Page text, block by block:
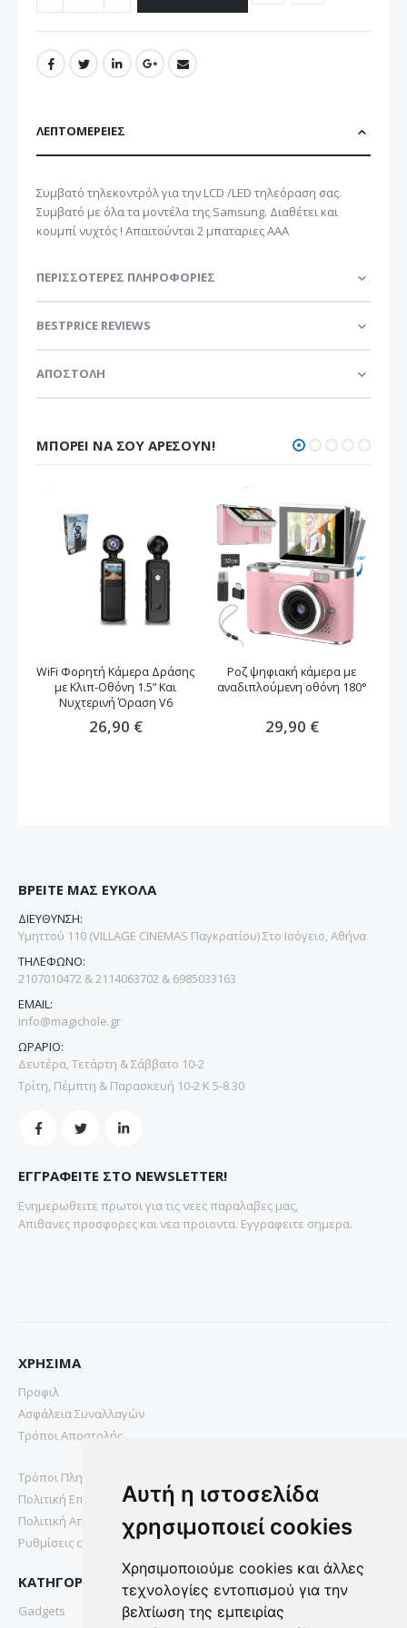
Αυτή η ιστοσελίδα
χρησιμοποιεί cookies
Χρησιμοποιούμε cookies και άλλες
τεχνολογίες εντοπισμού για την
βελτίωση της εμπειρίας
ΛΕΠΤΟΜΈΡΕΙΕΣ
Συμβατό τηλεκοντρόλ για την LCD /LED τηλεόραση σας.
Συμβατό με όλα τα μοντέλα της Samsung. Διαθέτει και
κουμπί νυχτός ! Απαιτούνται 2 μπαταριες ΑΑΑ
ΠΕΡΙΣΣΌΤΕΡΕΣ ΠΛΗΡΟΦΟΡΊΕΣ
BESTPRICE REVIEWS
ΑΠΟΣΤΟΛΗ
ΜΠΟΡΕΊ ΝΑ ΣΟΥ ΑΡΈΣΟΥΝ!
WiFi Φορητή Κάμερα Δράσης
με Κλιπ-Οθόνη 1.5” Και
Νυχτερινή Όραση V6
26,90 €
Ροζ ψηφιακή κάμερα με
αναδιπλούμενη οθόνη 180°
29,90 €
ΒΡΕΙΤΕ ΜΑΣ ΕΥΚΟΛΑ
ΔΙΕΥΘΥΝΣΗ:
Υμηττού 110 (VILLAGE CINEMAS Παγκρατίου) Στο Ισόγειο, Αθήνα
ΤΗΛΕΦΩΝΟ:
2107010472 & 2114063702 & 6985033163
EMAIL:
info@magichole.gr
ΩΡΑΡΙΟ:
Δευτέρα, Τετάρτη & Σάββατο 10-2
Τρίτη, Πέμπτη & Παρασκευή 10-2 Κ 5-8.30
ΕΓΓΡΑΦΕΙΤΕ ΣΤΟ NEWSLETTER!
Ενημερωθειτε πρωτοι για τις νεες παραλαβες μας,
Απιθανες προσφορες και νεα προιοντα. Εγγραφειτε σημερα.
ΧΡΗΣΙΜΑ
Προφιλ
Ασφάλεια Συναλλαγών
Τρόποι Αποστολής
Τρόποι Πληρωμής
Πολιτική Επιστροφών
Πολιτική Απορρήτου
Ρυθμίσεις cookies
ΚΑΤΗΓΟΡΙΕΣ
Gadgets